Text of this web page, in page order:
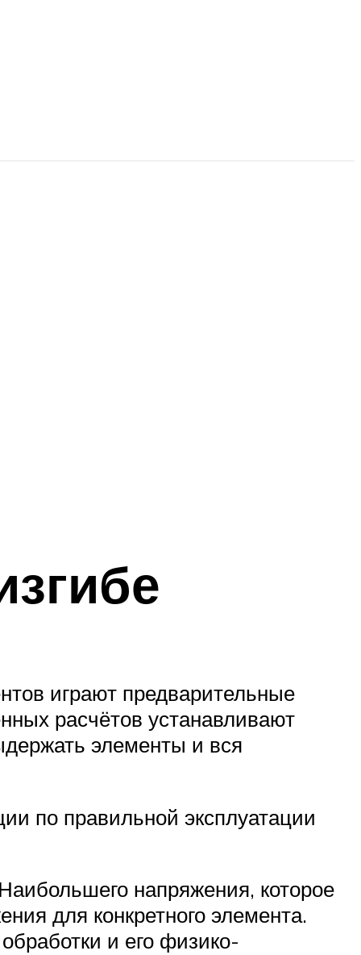
играют предварительные
расчётов устанавливают
элементы и вся
по правильной эксплуатации
напряжения, которое
для конкретного элемента.
и его физико-